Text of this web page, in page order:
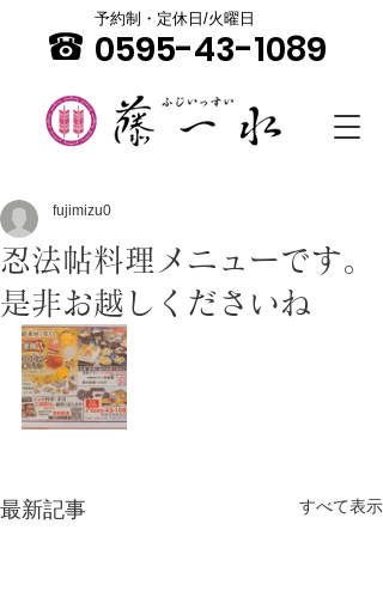
0595-43-1089
予約制・定休日/火曜日
忍法帖料理メニューです。
是非お越しくださいね
fujimizu0
最新記事 すべて表示